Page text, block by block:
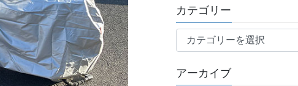
カテゴリー
テ
リ
アーカイブ